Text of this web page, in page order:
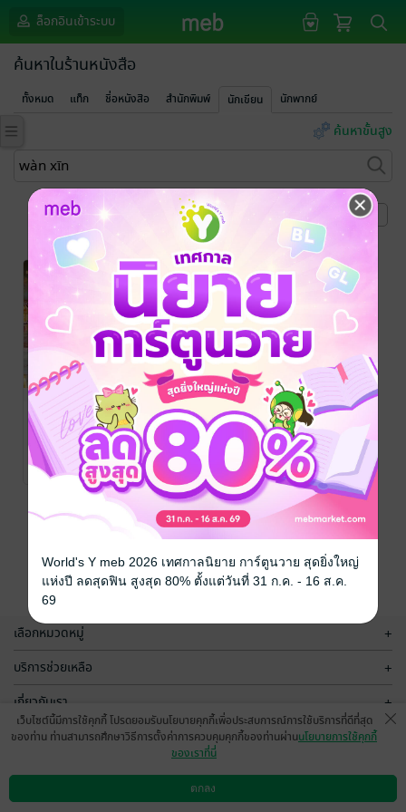
ล็อกอินเข้าระบบ
ค้นหาในร้านหนังสือ
ทั้งหมด แท็ก ชื่อหนังสือ สำนักพิมพ์ นักเขียน นักพากย์
ค้นหาขั้นสูง
หน้าที่ 1
-39%
ทะลุมิติมาพลิก
ชะตาพามารดา
เปิดฟาร์มเลี้ยง
ไก่จนกลายเป็น
เศรษฐีนีในยุค
Wàn xīn
/ เสิ่นเทียน
เกอ
นิยายรักจีนโบราณ
4 Rating
เลือกหมวดหมู่ +
บริการช่วยเหลือ +
เกี่ยวกับเรา +
กลุ่มธุรกิจในเครือ
ดาวน์โหลดแอป วิธีการใช้งาน ติดต่อเรา
เว็บไซต์นี้มีการใช้คุกกี้ โปรดยอมรับนโยบายคุกกี้เพื่อประสบการณ์การใช้บริการที่ดีที่สุด
ของท่าน ท่านสามารถศึกษาวิธีการตั้งค่าการควบคุมคุกกี้ของท่านผ่านนโยบายการใช้คุกกี้
ของเราที่นี่
ตกลง
World's Y meb 2026 เทศกาลนิยาย การ์ตูนวาย สุดยิ่งใหญ่
แห่งปี ลดสุดฟิน สูงสุด 80% ตั้งแต่วันที่ 31 ก.ค. - 16 ส.ค.
69